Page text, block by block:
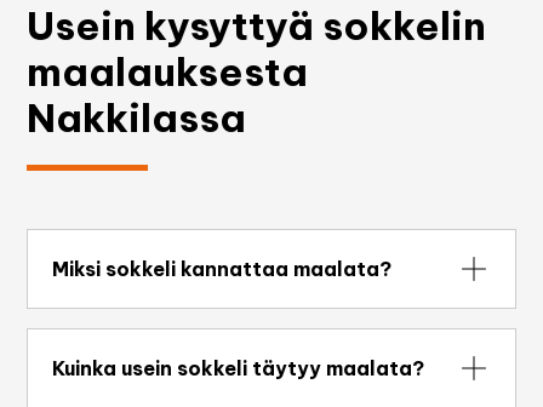
Usein kysyttyä sokkelin
maalauksesta
Nakkilassa
Miksi sokkeli kannattaa maalata?
Sokkelin maalaus ei ole vain esteettinen
toimenpide. Maali suojaa sokkelia kosteudelta,
estää pinnan rapautumista ja halkeamien
Kuinka usein sokkeli täytyy maalata?